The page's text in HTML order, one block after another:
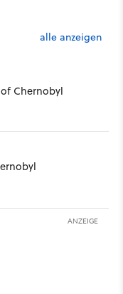
alle anzeigen
of Chernobyl
ANZEIGE